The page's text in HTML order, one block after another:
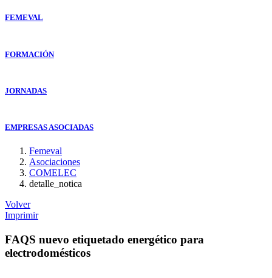
FEMEVAL
FORMACIÓN
JORNADAS
EMPRESAS ASOCIADAS
Femeval
Asociaciones
COMELEC
detalle_notica
Volver
Imprimir
FAQS nuevo etiquetado energético para
electrodomésticos